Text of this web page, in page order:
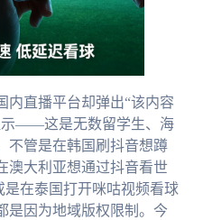
内直播平台却弹出“该内容
示——这是无数留学生、海
不管是在韩国刷抖音想蹲
澳大利亚想通过抖音看世
是在泰国打开咪咕视频看球
是因为地域版权限制。今